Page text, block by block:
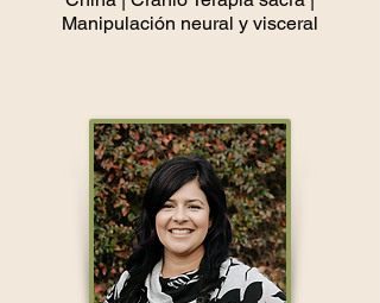
Manipulación neural y visceral